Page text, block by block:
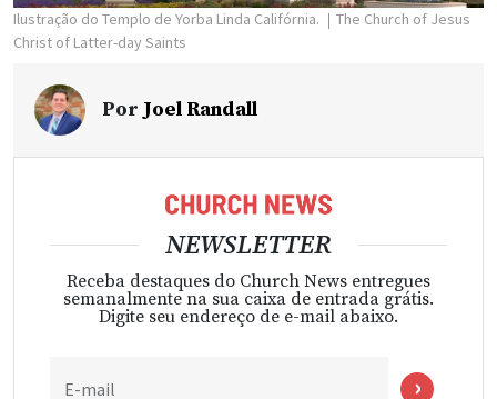
Ilustração do Templo de Yorba Linda Califórnia.
The Church of Jesus
Christ of Latter-day Saints
Por Joel Randall
NEWSLETTER
Receba destaques do Church News entregues
semanalmente na sua caixa de entrada grátis.
Digite seu endereço de e-mail abaixo.
E-mail